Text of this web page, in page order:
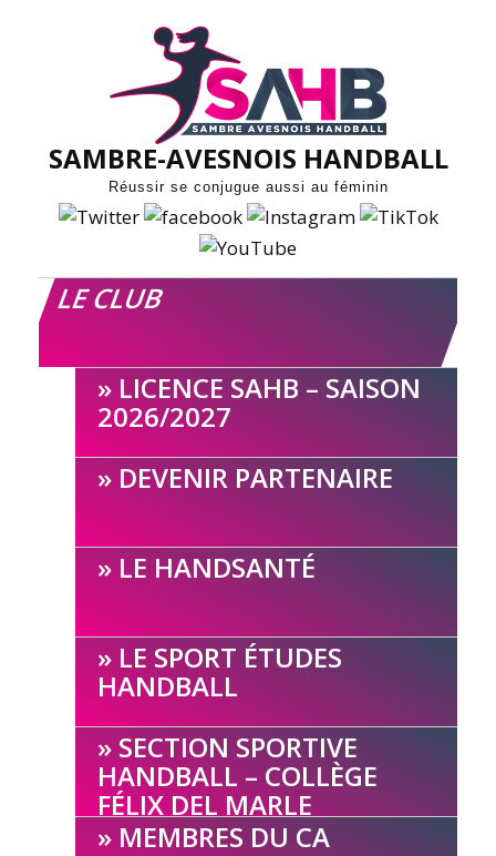
SAMBRE-AVESNOIS HANDBALL
Réussir se conjugue aussi au féminin
LE CLUB
LICENCE SAHB – SAISON
2026/2027
DEVENIR PARTENAIRE
LE HANDSANTÉ
LE SPORT ÉTUDES
HANDBALL
SECTION SPORTIVE
HANDBALL – COLLÈGE
FÉLIX DEL MARLE
MEMBRES DU CA